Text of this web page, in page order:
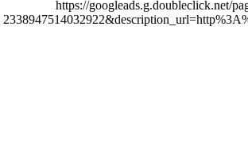
https://googleads.g.doubleclick.net/